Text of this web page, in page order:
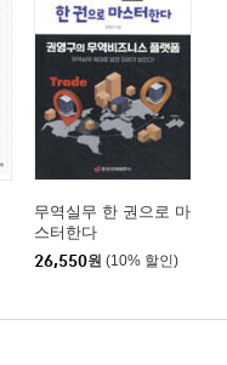
무역실무 한 권으로 마
스터한다
26,550원 (10% 할인)